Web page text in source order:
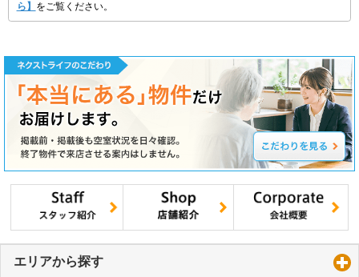
ら】
をご覧ください。
エリアから探す